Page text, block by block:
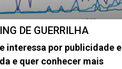
DE GUERRILHA
interessa por publicidade e
e quer conhecer mais